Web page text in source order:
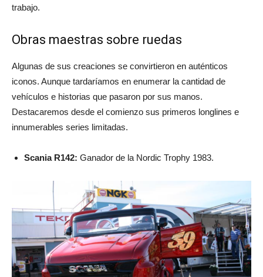
trabajo.
Obras maestras sobre ruedas
Algunas de sus creaciones se convirtieron en auténticos
iconos. Aunque tardaríamos en enumerar la cantidad de
vehículos e historias que pasaron por sus manos.
Destacaremos desde el comienzo sus primeros longlines e
innumerables series limitadas.
Scania R142: Ganador de la Nordic Trophy 1983.